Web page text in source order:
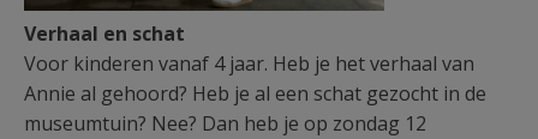
Verhaal en schat
Voor kinderen vanaf 4 jaar. Heb je het verhaal van
Annie al gehoord? Heb je al een schat gezocht in de
museumtuin? Nee? Dan heb je op zondag 12